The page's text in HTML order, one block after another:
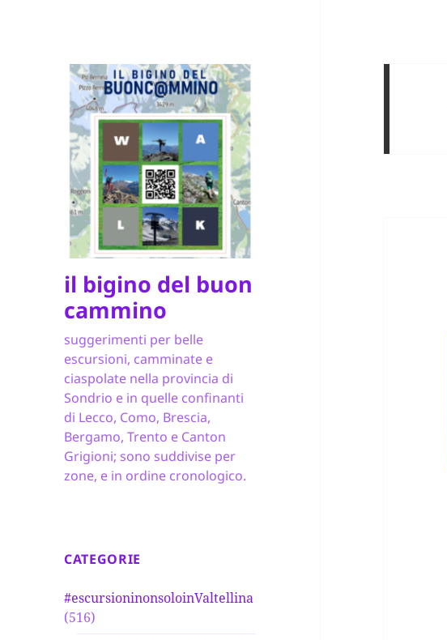
il bigino del buon
cammino
suggerimenti per belle
escursioni, camminate e
ciaspolate nella provincia di
Sondrio e in quelle confinanti
di Lecco, Como, Brescia,
Bergamo, Trento e Canton
Grigioni; sono suddivise per
zone, e in ordine cronologico.
CATEGORIE
#escursioninonsoloinValtellina
(516)